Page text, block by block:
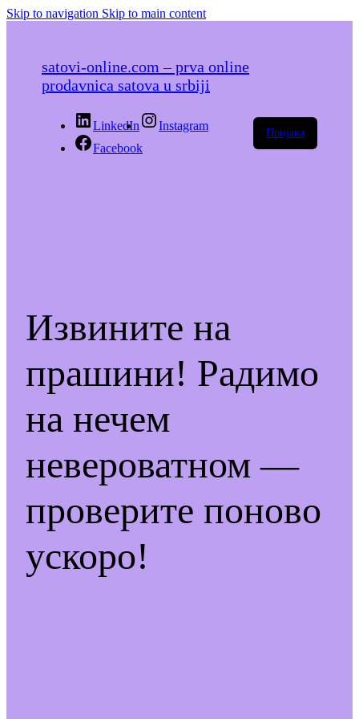
Skip to navigation Skip to main content
satovi-online.com – prva online
prodavnica satova u srbiji
LinkedIn
Instagram
Facebook
Пријава
Извините на
прашини! Радимо
на нечем
невероватном —
проверите поново
ускоро!